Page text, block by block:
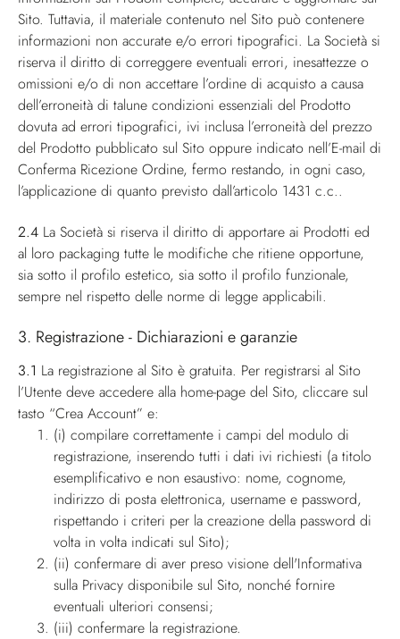
Sito. Tuttavia, il materiale contenuto nel Sito può contenere
informazioni non accurate e/o errori tipografici. La Società si
riserva il diritto di correggere eventuali errori, inesattezze o
omissioni e/o di non accettare l’ordine di acquisto a causa
dell’erroneità di talune condizioni essenziali del Prodotto
dovuta ad errori tipografici, ivi inclusa l’erroneità del prezzo
del Prodotto pubblicato sul Sito oppure indicato nell’E-mail di
Conferma Ricezione Ordine, fermo restando, in ogni caso,
l’applicazione di quanto previsto dall’articolo 1431 c.c..
2.4 La Società si riserva il diritto di apportare ai Prodotti ed
al loro packaging tutte le modifiche che ritiene opportune,
sia sotto il profilo estetico, sia sotto il profilo funzionale,
sempre nel rispetto delle norme di legge applicabili.
3. Registrazione - Dichiarazioni e garanzie
3.1 La registrazione al Sito è gratuita. Per registrarsi al Sito
l’Utente deve accedere alla home-page del Sito, cliccare sul
tasto “Crea Account” e:
(i) compilare correttamente i campi del modulo di
registrazione, inserendo tutti i dati ivi richiesti (a titolo
esemplificativo e non esaustivo: nome, cognome,
indirizzo di posta elettronica, username e password,
rispettando i criteri per la creazione della password di
volta in volta indicati sul Sito);
(ii) confermare di aver preso visione dell'Informativa
sulla Privacy disponibile sul Sito, nonché fornire
eventuali ulteriori consensi;
(iii) confermare la registrazione.